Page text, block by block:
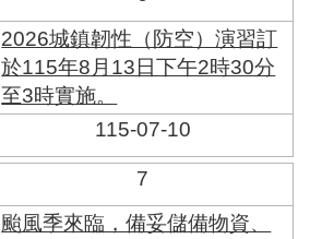
2026城鎮韌性（防空）演習訂
於115年8月13日下午2時30分
至3時實施。
115-07-10
7
颱風季來臨，備妥儲備物資、